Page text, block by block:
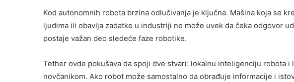
Kod autonomnih robota brzina odlučivanja je ključna. Mašina koja se
ljudima ili obavlja zadatke u industriji ne može uvek da čeka odgovor
postaje važan deo sledeće faze robotike.
Tether ovde pokušava da spoji dve stvari: lokalnu inteligenciju robota
novčanikom. Ako robot može samostalno da obrađuje informacije i